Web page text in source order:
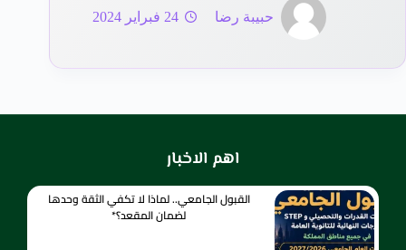
حبيبة رضا
24 فبراير 2024
اهم الاخبار
القبول الجامعي.. لماذا لا تكفي الثقة وحدها
لضمان المقعد؟*